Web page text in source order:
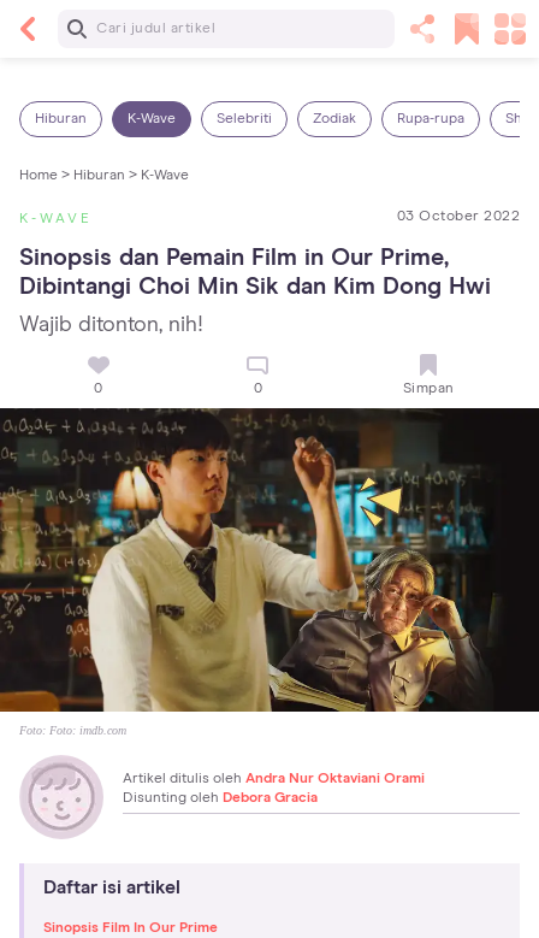
Baca Selanjutnya
Hiburan K-Wave Selebriti Zodiak Rupa-rupa
Home > Hiburan > K-Wave
K-WAVE 03 October 2022
Sinopsis dan Pemain Film in Our Prime,
Dibintangi Choi Min Sik dan Kim Dong Hwi
Wajib ditonton, nih!
0 0 Simpan
Foto: Foto: imdb.com
Artikel ditulis oleh Andra Nur Oktaviani Orami
Disunting oleh Debora Gracia
Daftar isi artikel
Sinopsis Film In Our Prime